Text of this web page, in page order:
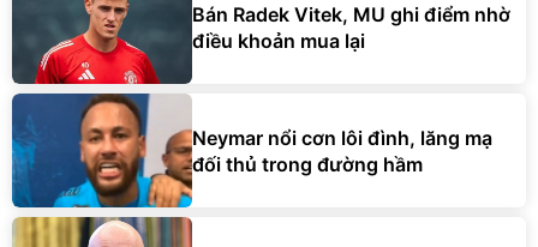
Bán Radek Vitek, MU ghi điểm nhờ
điều khoản mua lại
Neymar nổi cơn lôi đình, lăng mạ
đối thủ trong đường hầm